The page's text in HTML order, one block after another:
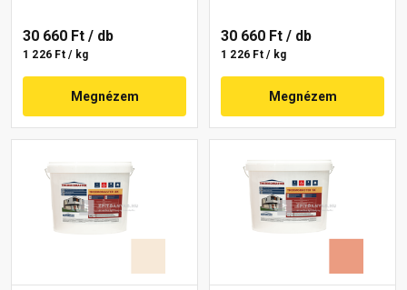
30 660 Ft / db
1 226 Ft / kg
Megnézem
30 660 Ft / db
1 226 Ft / kg
Megnézem